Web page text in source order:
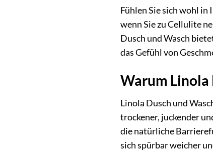
Fühlen Sie sich wohl in
wenn Sie zu Cellulite
Dusch und Wasch
das Gefühl von
Warum Linola
Linola Dusch und
trockener, juckender
die natürliche
sich spürbar weicher